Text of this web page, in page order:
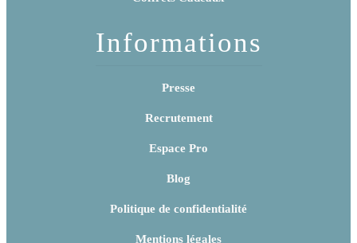
Informations
Presse
Recrutement
Espace Pro
Blog
Politique de confidentialité
Mentions légales